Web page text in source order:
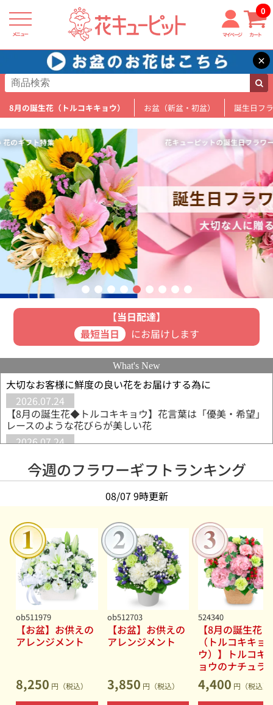
メニュー マイページ カート
0
×
8月の誕生花（トルコキキョウ） お盆（新盆・初盆） 誕生日フ
花キューピットの誕生日フラワーギフト
【当日配達】
最短当日
にお届けします
What's New
大切なお客様に鮮度の良い花をお届けする為に
2026.07.24
【8月の誕生花◆トルコキキョウ】花言葉は「優美・希望」
レースのような花びらが美しい花
2026.07.24
◆「元気でいてね」を込めて贈るギフト
2026.07.07
【新ブランド】hanamore -ハナモア-◆もっと素直に、も
っと自由に、もっとあなたらしい花贈り。
2026.06.15
【ひまわり特集】夏を代表する花をご予算から選べます◆
男性・女性を問わず喜ばれるギフト
2026.06.15
【夏の花贈り特集】誕生日プレゼントやお中元・暑中見舞
いに◆暑い夏でも長持ちしやすい花
2026.06.15
【お盆（新盆・初盆）】故人への想いを込めたお供えの花
◆花キューピットなら地域の慣習にも対応
2026.06.04
【セミオーダー】あなただけの特別なフラワーギフトをデ
今週のフラワーギフトランキング
08/07 9時更新
ob511979
【お盆】お供えの
アレンジメント
8,250 円（税込）
ob512703
【お盆】お供えの
アレンジメント
3,850 円（税込）
524340
【8月の誕生花
（トルコキキョ
ウ）】トルコキ
ョウのナチュラ
なアレンジメン
4,400 円（税込）